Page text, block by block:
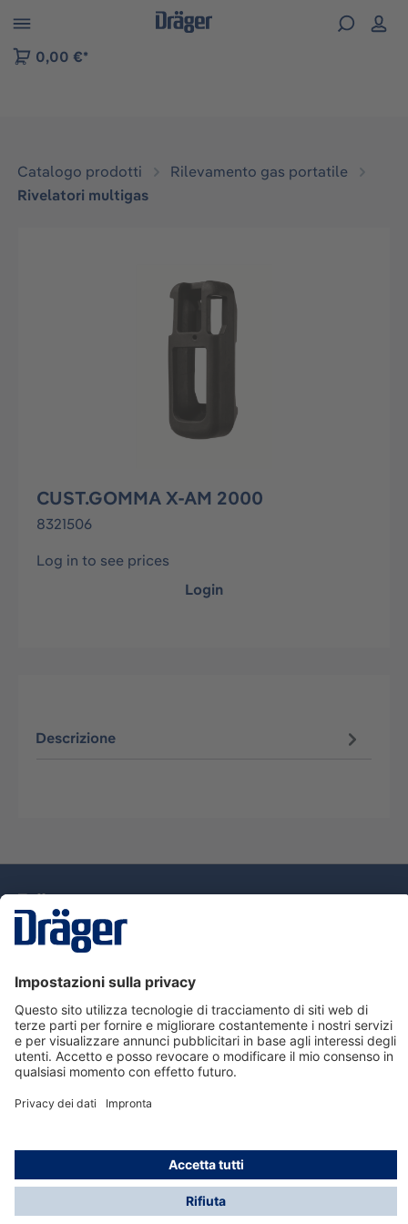
Skip to B2B platform navigation
0,00 €*
Catalogo prodotti
Rilevamento gas portatile
Rivelatori multigas
CUST.GOMMA X-AM 2000
8321506
Log in to see prices
Login
Descrizione
Assistenza
Informazioni su Dräger
Informazioni
* Tutti i prezzi escl. IVA più spese di spedizione ed
eventuali spese di spedizione, se non diversamente